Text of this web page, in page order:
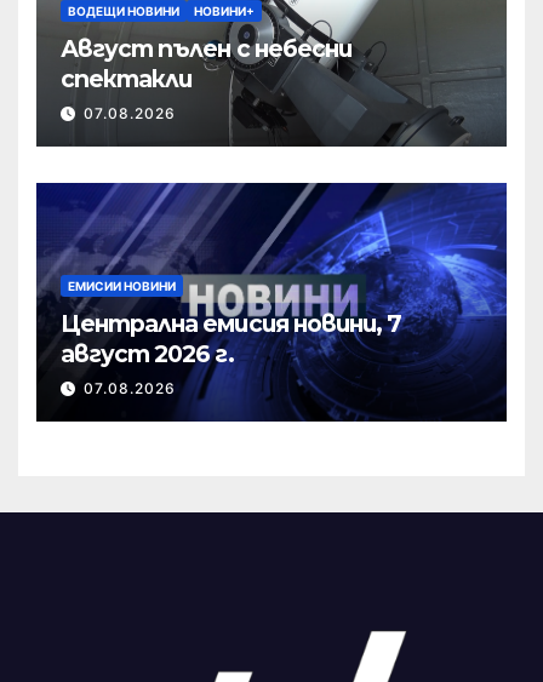
ВОДЕЩИ НОВИНИ НОВИНИ+
Август пълен с небесни
спектакли
07.08.2026
ЕМИСИИ НОВИНИ
Централна емисия новини, 7
август 2026 г.
07.08.2026